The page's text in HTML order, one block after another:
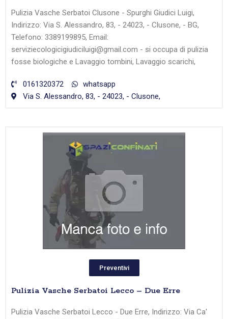
Pulizia Vasche Serbatoi Clusone - Spurghi Giudici Luigi,
Indirizzo: Via S. Alessandro, 83, - 24023, - Clusone, - BG,
Telefono: 3389199895, Email:
serviziecologicigiudiciluigi@gmail.com - si occupa di pulizia
fosse biologiche e Lavaggio tombini, Lavaggio scarichi,
0161320372
whatsapp
Via S. Alessandro, 83, - 24023, - Clusone,
Preventivi
Pulizia Vasche Serbatoi Lecco – Due Erre
Pulizia Vasche Serbatoi Lecco - Due Erre, Indirizzo: Via Ca'